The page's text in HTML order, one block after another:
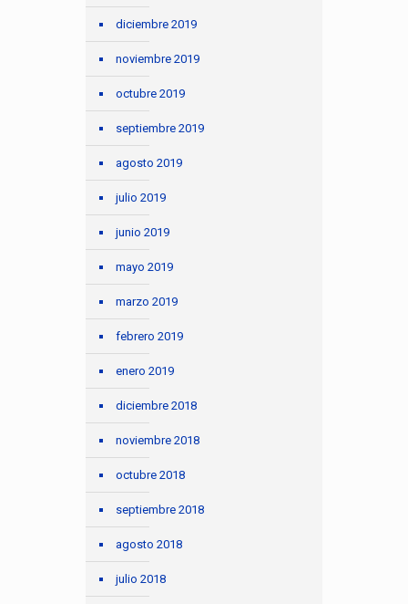
diciembre 2019
noviembre 2019
octubre 2019
septiembre 2019
agosto 2019
julio 2019
junio 2019
mayo 2019
marzo 2019
febrero 2019
enero 2019
diciembre 2018
noviembre 2018
octubre 2018
septiembre 2018
agosto 2018
julio 2018